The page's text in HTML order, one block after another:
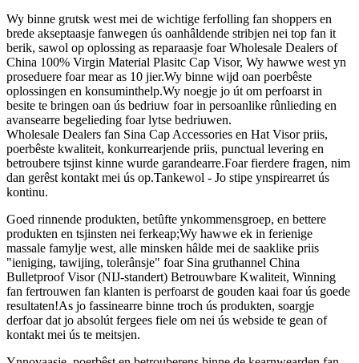
Wy binne grutsk west mei de wichtige ferfolling fan shoppers en
brede akseptaasje fanwegen ús oanhâldende stribjen nei top fan it
berik, sawol op oplossing as reparaasje foar Wholesale Dealers of
China 100% Virgin Material Plasitc Cap Visor, Wy hawwe west yn
proseduere foar mear as 10 jier.Wy binne wijd oan poerbêste
oplossingen en konsuminthelp.Wy noegje jo út om perfoarst in
besite te bringen oan ús bedriuw foar in persoanlike rûnlieding en
avansearre begelieding foar lytse bedriuwen.
Wholesale Dealers fan Sina Cap Accessories en Hat Visor priis,
poerbêste kwaliteit, konkurrearjende priis, punctual levering en
betroubere tsjinst kinne wurde garandearre.Foar fierdere fragen, nim
dan gerêst kontakt mei ús op.Tankewol - Jo stipe ynspirearret ús
kontinu.
Goed rinnende produkten, betûfte ynkommensgroep, en bettere
produkten en tsjinsten nei ferkeap;Wy hawwe ek in ferienige
massale famylje west, alle minsken hâlde mei de saaklike priis
"ieniging, tawijing, tolerânsje" foar Sina gruthannel China
Bulletproof Visor (NIJ-standert) Betrouwbare Kwaliteit, Winning
fan fertrouwen fan klanten is perfoarst de gouden kaai foar ús goede
resultaten!As jo ​​​​fassinearre binne troch ús produkten, soargje
derfoar dat jo absolút fergees fiele om nei ús webside te gean of
kontakt mei ús te meitsjen.